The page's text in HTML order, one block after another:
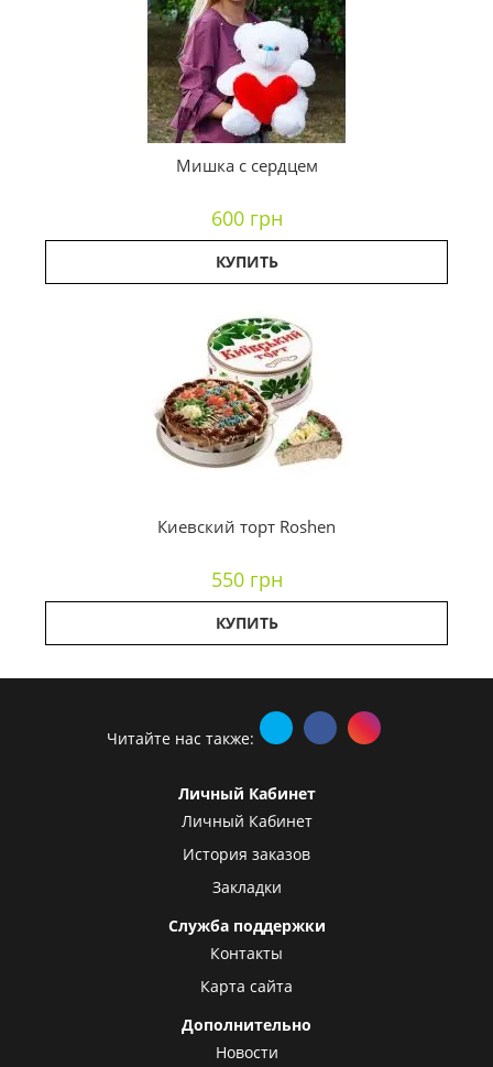
Мишка с сердцем
600 грн
КУПИТЬ
Киевский торт Roshen
550 грн
КУПИТЬ
Читайте нас также:
Личный Кабинет
Личный Кабинет
История заказов
Закладки
Служба поддержки
Контакты
Карта сайта
Дополнительно
Новости